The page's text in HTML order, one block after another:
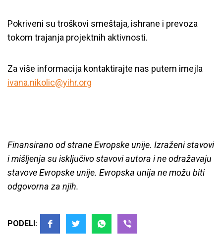
Pokriveni su troškovi smeštaja, ishrane i prevoza
tokom trajanja projektnih aktivnosti.
Za više informacija kontaktirajte nas putem imejla
ivana.nikolic@yihr.org
Finansirano od strane Evropske unije. Izraženi stavovi
i mišljenja su isključivo stavovi autora i ne odražavaju
stavove Evropske unije. Evropska unija ne možu biti
odgovorna za njih.
PODELI: